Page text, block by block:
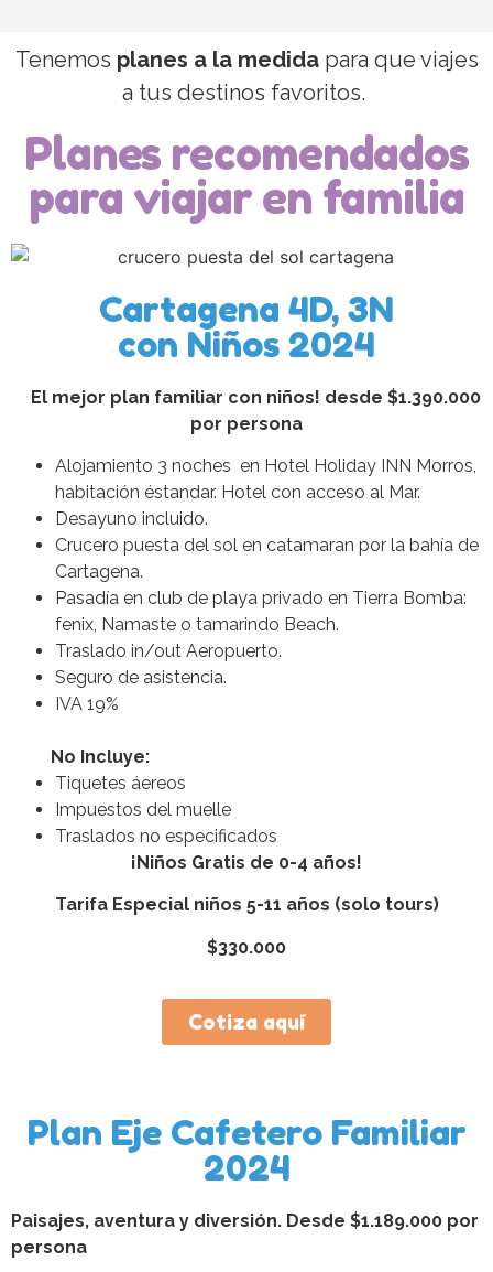
Tenemos planes a la medidapara que viajes
a tus destinos favoritos.
Planes recomendados
para viajar en familia
Cartagena 4D, 3N
con Niños 2024
El mejor plan familiar con niños! desde $1.390.000
por persona
Alojamiento 3 noches en Hotel Holiday INN Morros,
habitación éstandar. Hotel con acceso al Mar.
Desayuno incluido.
Crucero puesta del sol en catamaran por la bahía de
Cartagena.
Pasadía en club de playa privado en Tierra Bomba:
fenix, Namaste o tamarindo Beach.
Traslado in/out Aeropuerto.
Seguro de asistencia.
IVA 19%
No Incluye:
Tiquetes áereos
Impuestos del muelle
Traslados no especificados
¡Niños Gratis de 0-4 años!
Tarifa Especial niños 5-11 años (solo tours)
$330.000
Cotiza aquí
Plan Eje Cafetero Familiar
2024
Paisajes, aventura y diversión. Desde $1.189.000 por
persona